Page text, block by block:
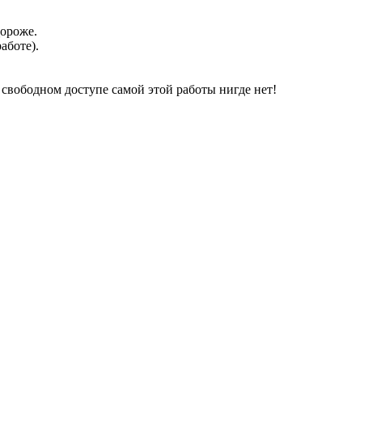
свободном доступе самой этой работы нигде нет!